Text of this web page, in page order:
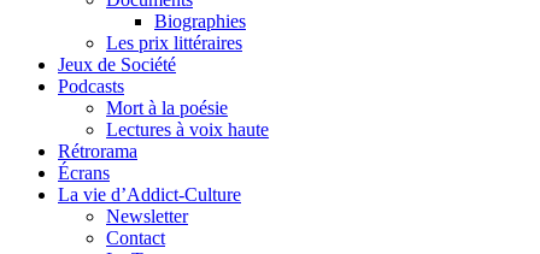
Biographies
Les prix littéraires
Jeux de Société
Podcasts
Mort à la poésie
Lectures à voix haute
Rétrorama
Écrans
La vie d’Addict-Culture
Newsletter
Contact